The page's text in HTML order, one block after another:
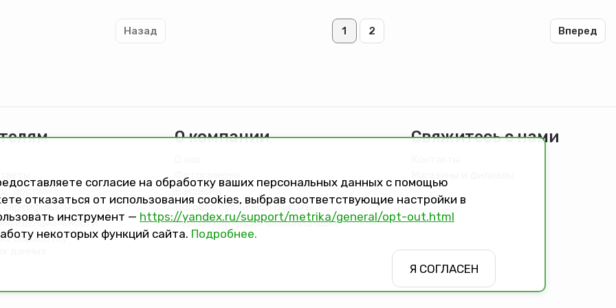
(24)
Сибиар
Назад 1 2 Вперед
доставка
обработку
О компании
Фотогалерея
Вакансии
Договор публичной оферты
Версия сайта для слабовидящих
Свяжитесь с нами
согласие на обработку ваших персональных данных с помощью
отказаться от использования cookies, выбрав соответствующие настройки в
инструмент — https://yandex.ru/support/metrika/general/opt-out.html
некоторых функций сайта. Подробнее.
Я СОГЛАСЕН